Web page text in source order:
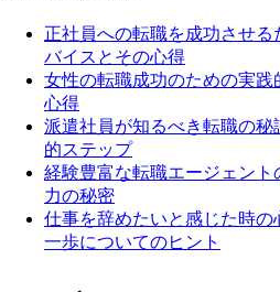
正社員への転職を成功させる
バイスとその心得
女性の転職成功のための実践
心得
派遣社員が知るべき転職の秘
的ステップ
経験豊富な転職エージェント
力の秘密
仕事を辞めたいと感じた時の
一歩についてのヒント